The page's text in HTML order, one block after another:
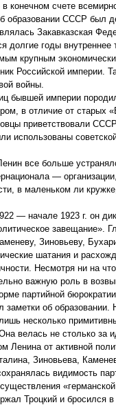
конечном счете
образовании СССР был
Закавказская
годы
крупным
Российской империи.
войны.
бывшей империи
в отличие от
приветствовали
использованы
все больше
—
в маленьком ли
— начале 1923 г. он
завещание».
Зиновьеву,
шатания и
Несмотря ни на
важную роль в
партийной
об
несколько
велась не столько
Ленина от активной
Зиновьева,
видимость
Троцкий и бросился в